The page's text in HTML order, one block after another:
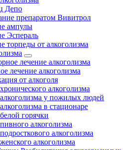
Депо
препаратом Вивитрол
ампулы
Эспераль
торпеды от алкоголизма
лечение алкоголизма
лечение алкоголизма
от алкоголя
алкоголизма
у пожилых людей
в стационаре
горячки
алкоголизма
алкоголизма
алкоголизма